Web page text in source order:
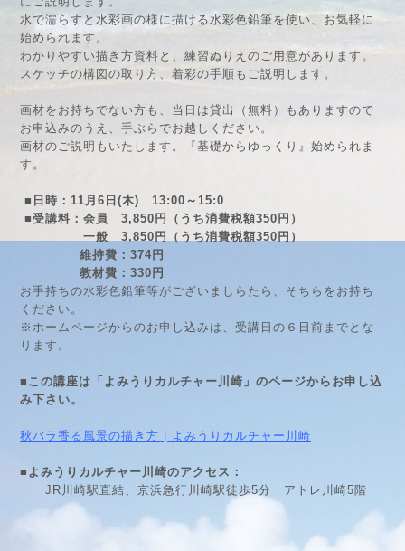
水で濡らすと水彩画の様に描ける水彩色鉛筆を使い、お気軽に
始められます。
わかりやすい描き方資料と、練習ぬりえのご用意があります。
スケッチの構図の取り方、着彩の手順もご説明します。
画材をお持ちでない方も、当日は貸出（無料）もありますので
お申込みのうえ、手ぶらでお越しください。
画材のご説明もいたします。『基礎からゆっくり』始められま
す。
■日時：11月6日(木) 13:00～15:0
■受講料：会員 3,850円（うち消費税額350円）
一般 3,850円（うち消費税額350円）
維持費：374円
教材費：330円
お手持ちの水彩色鉛筆等がございましらたら、そちらをお持ち
ください。
※ホームページからのお申し込みは、受講日の６日前までとな
ります。
■この講座は「よみうりカルチャー川崎」のページからお申し込
み下さい。
秋バラ香る風景の描き方 | よみうりカルチャー川崎
■よみうりカルチャー川崎のアクセス：
JR川崎駅直結、京浜急行川崎駅徒歩5分 アトレ川崎5階